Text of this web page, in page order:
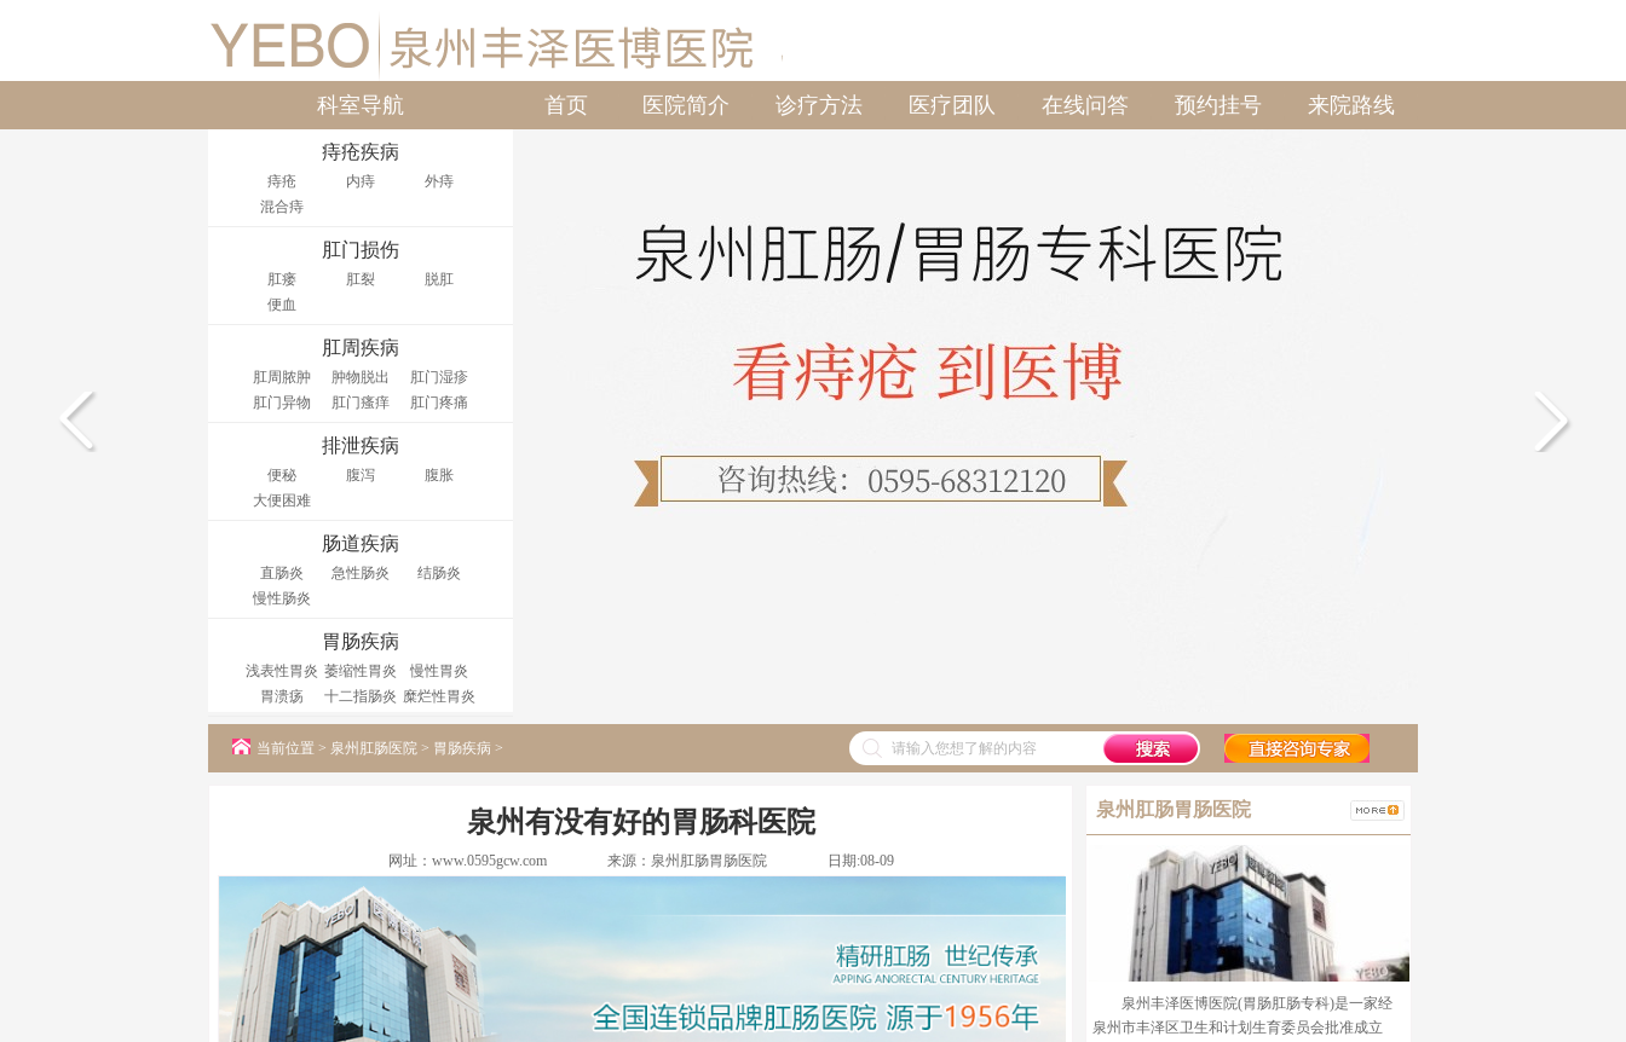
科室导航
痔疮疾病
痔疮 内痔
外痔
混合痔
肛门损伤
肛瘘 肛裂
脱肛
便血
肛周疾病
肛周脓肿 肿物脱出
肛门湿疹
肛门异物
肛门瘙痒 肛门疼痛
排泄疾病
便秘 腹泻
腹胀
大便困难
肠道疾病
直肠炎 急性肠炎
结肠炎
慢性肠炎
胃肠疾病
浅表性胃炎 萎缩性胃炎
慢性胃炎
胃溃疡
十二指肠炎 糜烂性胃炎
首页 医院简介 诊疗方法 医疗团队 在线问答 预约挂号 来院路线
当前位置 > 泉州肛肠医院 > 胃肠疾病 >
泉州有没有好的胃肠科医院
网址： www.0595gcw.com 来源： 泉州肛肠胃肠医院 日期:08-09
泉州肛肠胃肠医院
泉州丰泽医博医院(胃肠肛肠专科)是一家经
泉州市丰泽区卫生和计划生育委员会批准成立